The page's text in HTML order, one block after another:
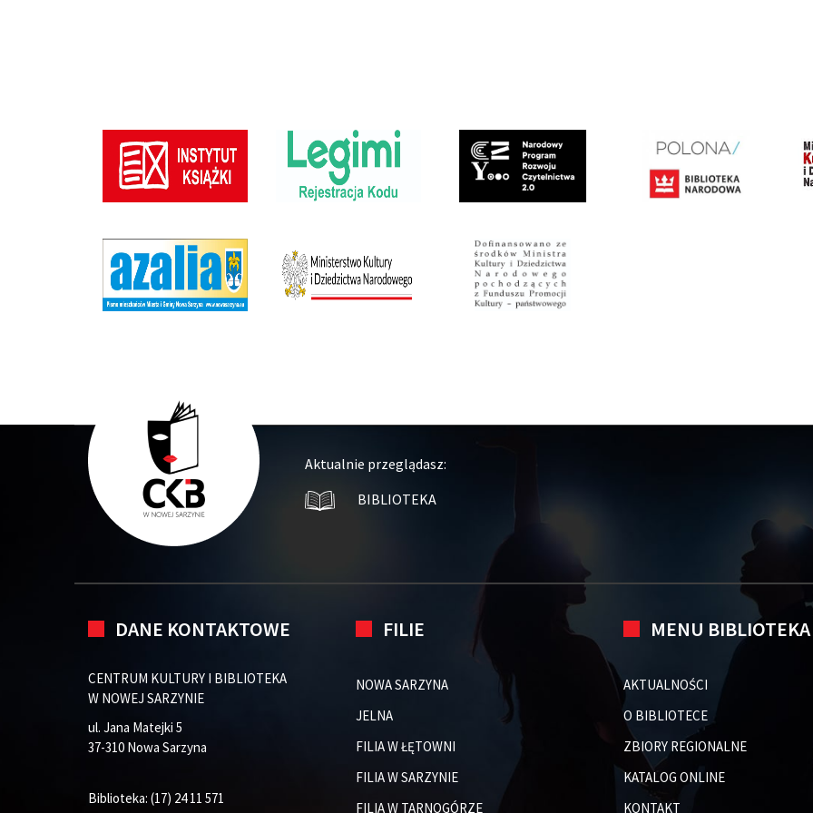
Aktualnie przeglądasz:
BIBLIOTEKA
DANE KONTAKTOWE
CENTRUM KULTURY I BIBLIOTEKA
W NOWEJ SARZYNIE
ul. Jana Matejki 5
37-310 Nowa Sarzyna
Biblioteka: (17) 24 11 571
FILIE
NOWA SARZYNA
JELNA
FILIA W ŁĘTOWNI
FILIA W SARZYNIE
FILIA W TARNOGÓRZE
MENU BIBLIOTEKA
AKTUALNOŚCI
O BIBLIOTECE
ZBIORY REGIONALNE
KATALOG ONLINE
KONTAKT